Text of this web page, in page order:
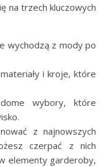
na trzech kluczowych
wychodzą z mody po
i kroje, które
wybory, które
z najnowszych
czerpać z nich
elementy garderoby,